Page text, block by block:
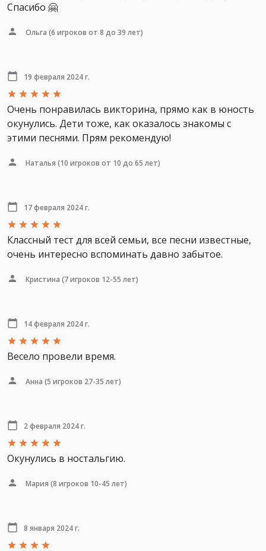
Спасибо 🤗
Ольга (6 игроков от 8 до 39 лет)
19 февраля 2024 г.
Очень понравилась викторина, прямо как в юность
окунулись. Дети тоже, как оказалось знакомы с
этими песнями. Прям рекомендую!
Наталья (10 игроков от 10 до 65 лет)
17 февраля 2024 г.
Классный тест для всей семьи, все песни известные,
очень интересно вспоминать давно забытое.
Кристина (7 игроков 12-55 лет)
14 февраля 2024 г.
Весело провели время.
Анна (5 игроков 27-35 лет)
2 февраля 2024 г.
Окунулись в ностальгию.
Мария (8 игроков 10-45 лет)
8 января 2024 г.